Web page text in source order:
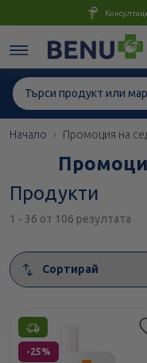
Начало Промоция на
Продукти
1 - 36 от 106 резултата
Сортирай
Етикети
-25%